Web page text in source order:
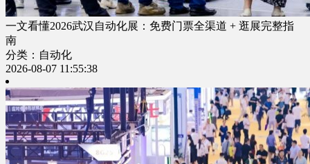
一文看懂2026武汉自动化展：免费门票全渠道 + 逛展完整指
南
分类：自动化
2026-08-07 11:55:38